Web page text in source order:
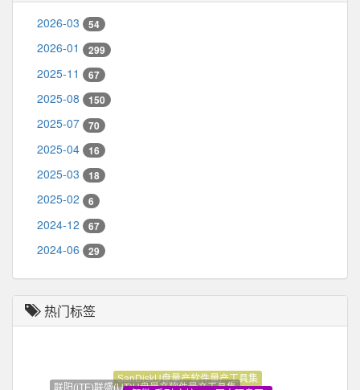
2026-03 54
2026-01 299
2025-11 67
2025-08 150
2025-07 70
2025-04 16
2025-03 18
2025-02 6
2024-12 67
2024-06 29
热门标签
联阳(iTE)联盛(UT)U盘量产软件量产工具集
SanDiskU盘量产软件量产工具集
智微-系列 主控SSD固态硬盘开